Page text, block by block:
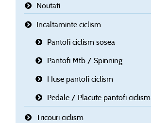
Noutati
Incaltaminte ciclism
Pantofi ciclism sosea
Pantofi Mtb / Spinning
Huse pantofi ciclism
Pedale / Placute pantofi ciclism
Tricouri ciclism